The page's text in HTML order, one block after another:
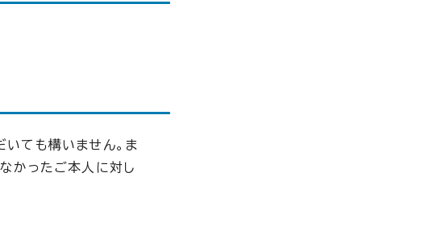
ても構いません。ま
かったご本人に対し